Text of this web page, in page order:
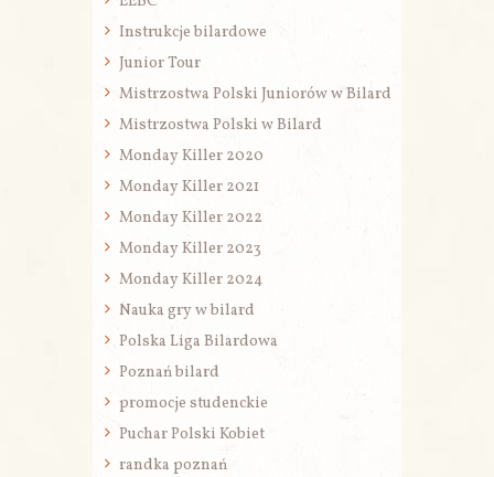
Instrukcje bilardowe
Junior Tour
Mistrzostwa Polski Juniorów w Bilard
Mistrzostwa Polski w Bilard
Monday Killer 2020
Monday Killer 2021
Monday Killer 2022
Monday Killer 2023
Monday Killer 2024
Nauka gry w bilard
Polska Liga Bilardowa
Poznań bilard
promocje studenckie
Puchar Polski Kobiet
randka poznań